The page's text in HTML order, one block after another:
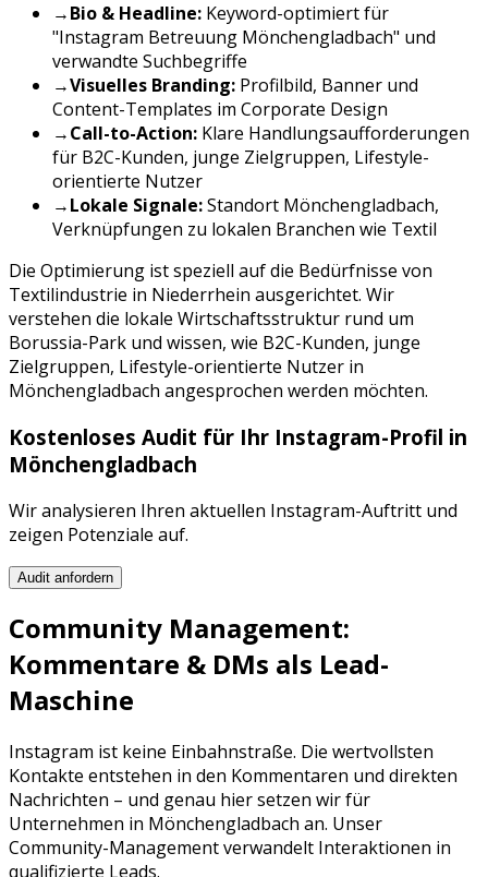
→Bio & Headline: Keyword-optimiert für
"Instagram Betreuung Mönchengladbach" und
verwandte Suchbegriffe
→Visuelles Branding: Profilbild, Banner und
Content-Templates im Corporate Design
→Call-to-Action: Klare Handlungsaufforderungen
für B2C-Kunden, junge Zielgruppen, Lifestyle-
orientierte Nutzer
→Lokale Signale:Standort Mönchengladbach,
Verknüpfungen zu lokalen Branchen wie Textil
Die Optimierung ist speziell auf die Bedürfnisse von
Textilindustrie in Niederrhein ausgerichtet. Wir
verstehen die lokale Wirtschaftsstruktur rund um
Borussia-Park und wissen, wie B2C-Kunden, junge
Zielgruppen, Lifestyle-orientierte Nutzer in
Mönchengladbach angesprochen werden möchten.
Kostenloses Audit für Ihr Instagram-Profil in
Mönchengladbach
Wir analysieren Ihren aktuellen Instagram-Auftritt und
zeigen Potenziale auf.
Audit anfordern
Community Management:
Kommentare & DMs als Lead-
Maschine
Instagram ist keine Einbahnstraße. Die wertvollsten
Kontakte entstehen in den Kommentaren und direkten
Nachrichten – und genau hier setzen wir für
Unternehmen in Mönchengladbach an. Unser
Community-Management verwandelt Interaktionen in
qualifizierte Leads.